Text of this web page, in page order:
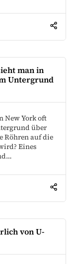
man in
Untergrund
New York oft
über
Röhren auf die
Eines
von U-